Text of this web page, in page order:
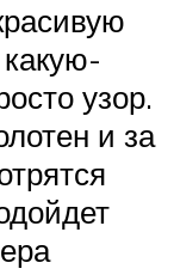
узор.
и за